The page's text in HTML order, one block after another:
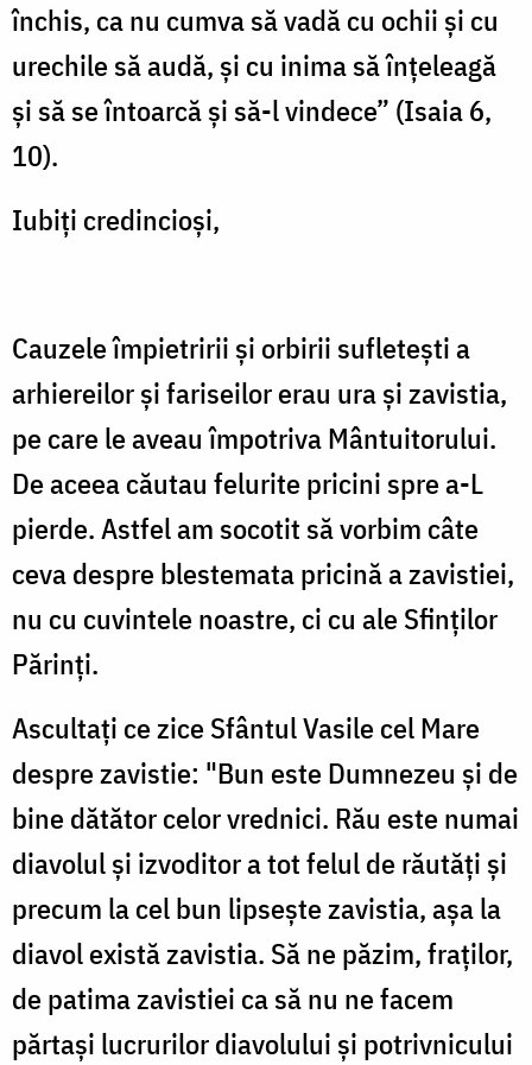
închis, ca nu cumva să vadă cu ochii și cu
urechile să audă, și cu inima să înțeleagă
și să se întoarcă și să-l vindece” (Isaia 6,
10).
Iubiți credincioși,
Cauzele împietririi și orbirii sufletești a
arhiereilor și fariseilor erau ura și zavistia,
pe care le aveau împotriva Mântuitorului.
De aceea căutau felurite pricini spre a-L
pierde. Astfel am socotit să vorbim câte
ceva despre blestemata pricină a zavistiei,
nu cu cuvintele noastre, ci cu ale Sfinților
Părinți.
Ascultați ce zice Sfântul Vasile cel Mare
despre zavistie: "Bun este Dumnezeu și de
bine dătător celor vrednici. Rău este numai
diavolul și izvoditor a tot felul de răutăți și
precum la cel bun lipsește zavistia, așa la
diavol există zavistia. Să ne păzim, fraților,
de patima zavistiei ca să nu ne facem
părtași lucrurilor diavolului și potrivnicului